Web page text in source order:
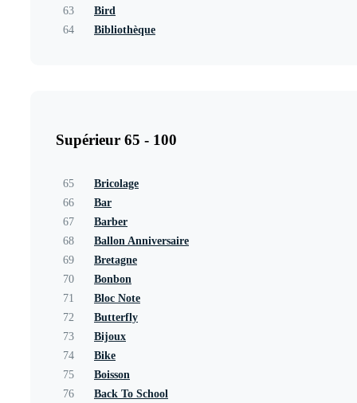
63
Bird
64
Bibliothèque
Supérieur 65 - 100
65
Bricolage
66
Bar
67
Barber
68
Ballon Anniversaire
69
Bretagne
70
Bonbon
71
Bloc Note
72
Butterfly
73
Bijoux
74
Bike
75
Boisson
76
Back To School